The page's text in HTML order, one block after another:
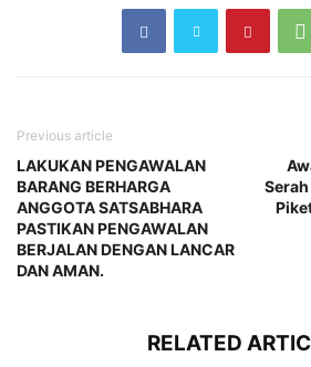
Previous article
LAKUKAN PENGAWALAN
BARANG BERHARGA
ANGGOTA SATSABHARA
PASTIKAN PENGAWALAN
BERJALAN DENGAN LANCAR
DAN AMAN.
RELATED